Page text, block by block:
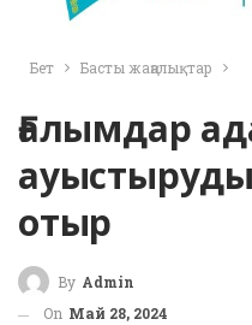
Бет Басты жаңалықтар
Ғалымдар
отыр
By Admin
On Май 28, 2024